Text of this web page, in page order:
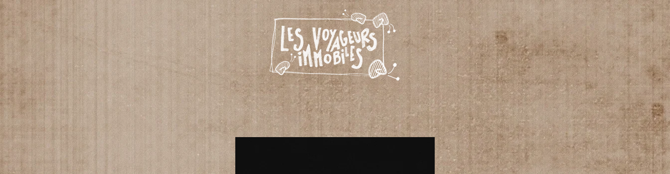
COMPAGNIE SPECTACLES EN TOURNEE SPECTACLES ANCIENS CALENDRIER QUI FAIT QUOI? CONTACT